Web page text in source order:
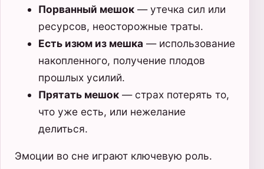
Порванный мешок — утечка сил или
ресурсов, неосторожные траты.
Есть изюм из мешка — использование
накопленного, получение плодов
прошлых усилий.
Прятать мешок — страх потерять то,
что уже есть, или нежелание
делиться.
Эмоции во сне играют ключевую роль.